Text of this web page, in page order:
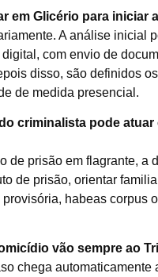
em Glicério para iniciar
A análise inicial
com envio de
disso, são definidos
de medida presencial.
criminalista pode atuar
de prisão em flagrante, a
de prisão, orientar
habeas corpus
vão sempre ao
chega automaticamente